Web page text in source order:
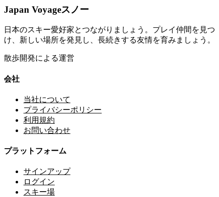
Japan Voyageスノー
日本のスキー愛好家とつながりましょう。プレイ仲間を見つ
け、新しい場所を発見し、長続きする友情を育みましょう。
散歩開発による運営
会社
当社について
プライバシーポリシー
利用規約
お問い合わせ
プラットフォーム
サインアップ
ログイン
スキー場